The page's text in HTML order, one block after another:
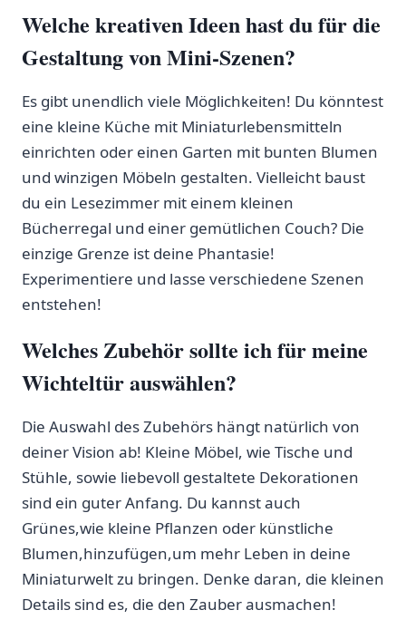
Welche kreativen Ideen‌ hast du für die
Gestaltung von ⁢Mini-Szenen?
Es gibt unendlich​ viele Möglichkeiten! Du könntest
eine⁣ kleine Küche mit Miniaturlebensmitteln
einrichten​ oder einen Garten mit bunten Blumen
und winzigen Möbeln gestalten. Vielleicht baust
du ein Lesezimmer mit einem kleinen
Bücherregal und einer gemütlichen Couch? Die
einzige Grenze ist deine Phantasie!
Experimentiere​ und lasse verschiedene Szenen
entstehen!
Welches Zubehör sollte ich für meine‌
Wichteltür auswählen?
Die Auswahl des ​Zubehörs⁢ hängt natürlich von
deiner Vision ab! ​Kleine Möbel, wie Tische ⁣und
Stühle, sowie liebevoll gestaltete Dekorationen
sind ein guter Anfang. Du kannst auch
Grünes,wie⁤ kleine Pflanzen oder künstliche
Blumen,hinzufügen,um mehr Leben in deine
Miniaturwelt zu bringen. Denke daran, die kleinen‍
Details sind es, die den Zauber ausmachen!